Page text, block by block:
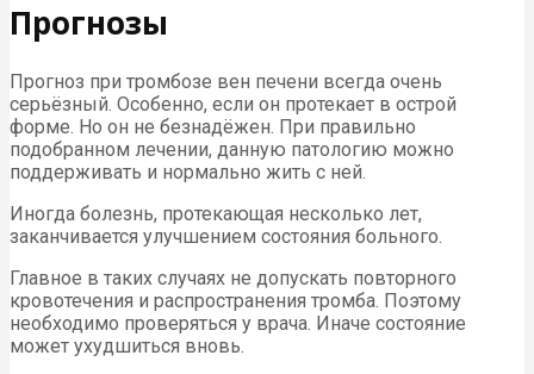
Прогнозы
Прогноз при тромбозе вен печени всегда очень
серьёзный. Особенно, если он протекает в острой
форме. Но он не безнадёжен. При правильно
подобранном лечении, данную патологию можно
поддерживать и нормально жить с ней.
Иногда болезнь, протекающая несколько лет,
заканчивается улучшением состояния больного.
Главное в таких случаях не допускать повторного
кровотечения и распространения тромба. Поэтому
необходимо проверяться у врача. Иначе состояние
может ухудшиться вновь.